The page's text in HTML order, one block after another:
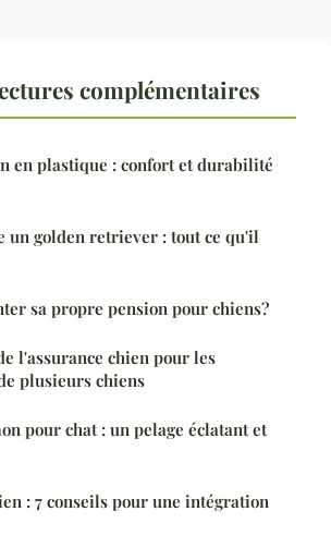
complémentaires
en plastique : confort et durabilité
un golden retriever : tout ce qu'il
sa propre pension pour chiens?
l'assurance chien pour les
plusieurs chiens
pour chat : un pelage éclatant et
: 7 conseils pour une intégration